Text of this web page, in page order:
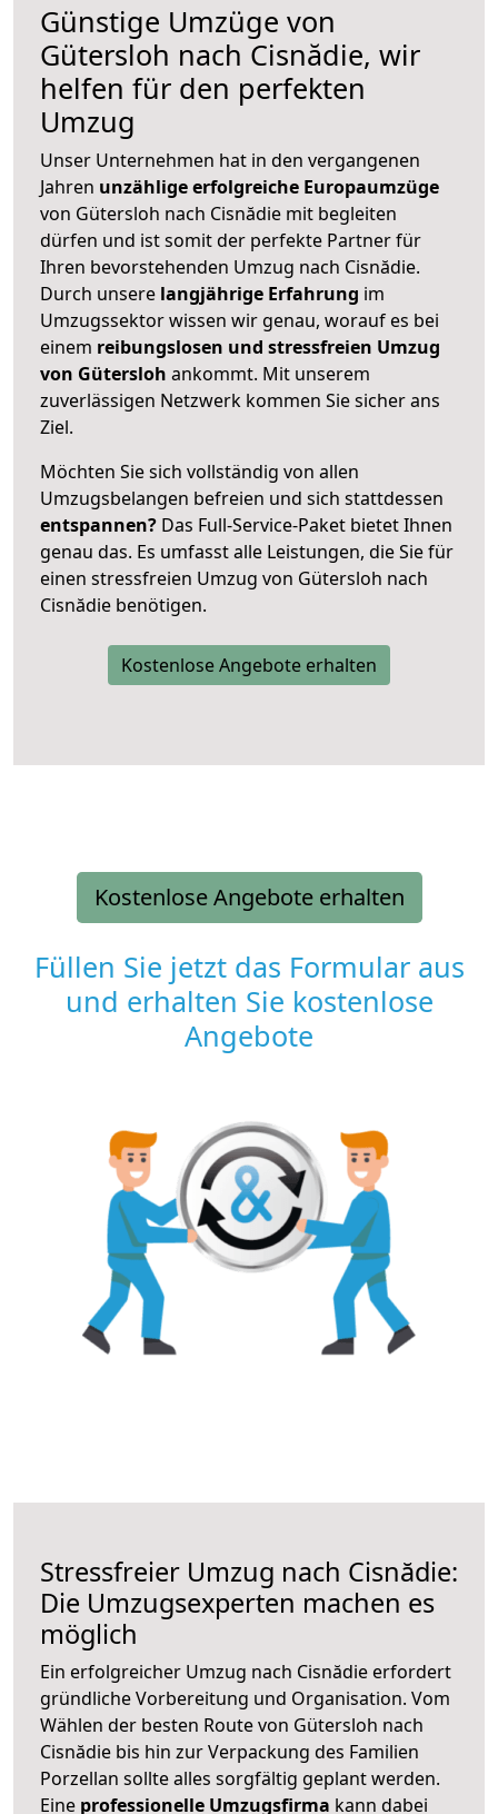
Günstige Umzüge von
Gütersloh nach Cisnădie, wir
helfen für den perfekten
Umzug
Unser Unternehmen hat in den vergangenen
Jahren unzählige erfolgreiche Europaumzüge
von Gütersloh nach Cisnădie mit begleiten
dürfen und ist somit der perfekte Partner für
Ihren bevorstehenden Umzug nach Cisnădie.
Durch unsere langjährige Erfahrung im
Umzugssektor wissen wir genau, worauf es bei
einem reibungslosen und stressfreien Umzug
von Gütersloh ankommt. Mit unserem
zuverlässigen Netzwerk kommen Sie sicher ans
Ziel.
Möchten Sie sich vollständig von allen
Umzugsbelangen befreien und sich stattdessen
entspannen? Das Full-Service-Paket bietet Ihnen
genau das. Es umfasst alle Leistungen, die Sie für
einen stressfreien Umzug von Gütersloh nach
Cisnădie benötigen.
Kostenlose Angebote erhalten
Kostenlose Angebote erhalten
Füllen Sie jetzt das Formular aus
und erhalten Sie kostenlose
Angebote
Stressfreier Umzug nach Cisnădie:
Die Umzugsexperten machen es
möglich
Ein erfolgreicher Umzug nach Cisnădie erfordert
gründliche Vorbereitung und Organisation. Vom
Wählen der besten Route von Gütersloh nach
Cisnădie bis hin zur Verpackung des Familien
Porzellan sollte alles sorgfältig geplant werden.
Eine professionelle Umzugsfirma kann dabei